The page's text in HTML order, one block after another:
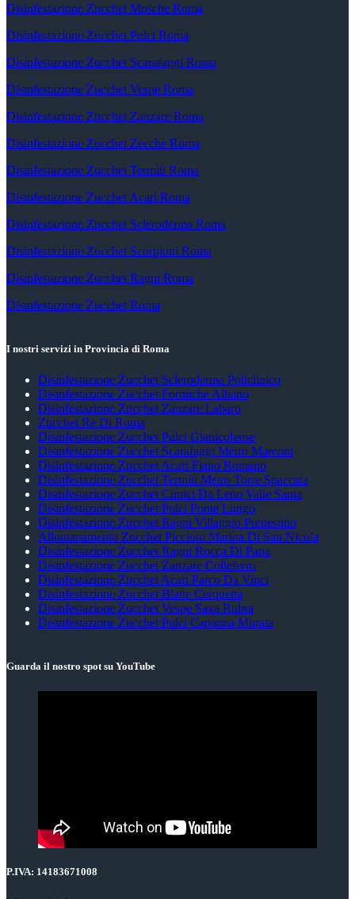
Disinfestazione Zucchet Mosche Roma
Disinfestazione Zucchet Pulci Roma
Disinfestazione Zucchet Scarafaggi Roma
Disinfestazione Zucchet Vespe Roma
Disinfestazione Zucchet Zanzare Roma
Disinfestazione Zucchet Zecche Roma
Disinfestazione Zucchet Termiti Roma
Disinfestazione Zucchet Acari Roma
Disinfestazione Zucchet Scleroderma Roma
Disinfestazione Zucchet Scorpioni Roma
Disinfestazione Zucchet Ragni Roma
Disinfestazione Zucchet Roma
I nostri servizi in Provincia di Roma
Disinfestazione Zucchet Scleroderma Policlinico
Disinfestazione Zucchet Formiche Albano
Disinfestazione Zucchet Zanzare Labaro
Zucchet Re Di Roma
Disinfestazione Zucchet Pulci Gianicolense
Disinfestazione Zucchet Scarafaggi Metro Marconi
Disinfestazione Zucchet Acari Fiano Romano
Disinfestazione Zucchet Termiti Metro Torre Spaccata
Disinfestazione Zucchet Cimici Da Letto Valle Santa
Disinfestazione Zucchet Pulci Ponte Lungo
Disinfestazione Zucchet Ragni Villaggio Prenestino
Allontanamento Zucchet Piccioni Marina Di San Nicola
Disinfestazione Zucchet Ragni Rocca Di Papa
Disinfestazione Zucchet Zanzare Colleferro
Disinfestazione Zucchet Acari Parco Da Vinci
Disinfestazione Zucchet Blatte Cerquetta
Disinfestazione Zucchet Vespe Saxa Rubra
Disinfestazione Zucchet Pulci Capanna Murata
Guarda il nostro spot su YouTube
P.IVA: 14183671008